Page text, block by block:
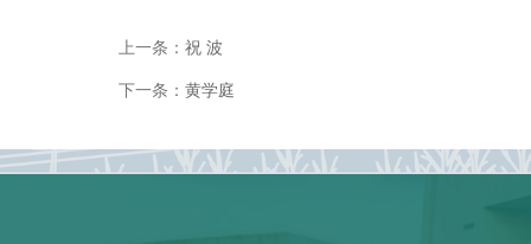
上一条： 祝 波
下一条： 黄学庭